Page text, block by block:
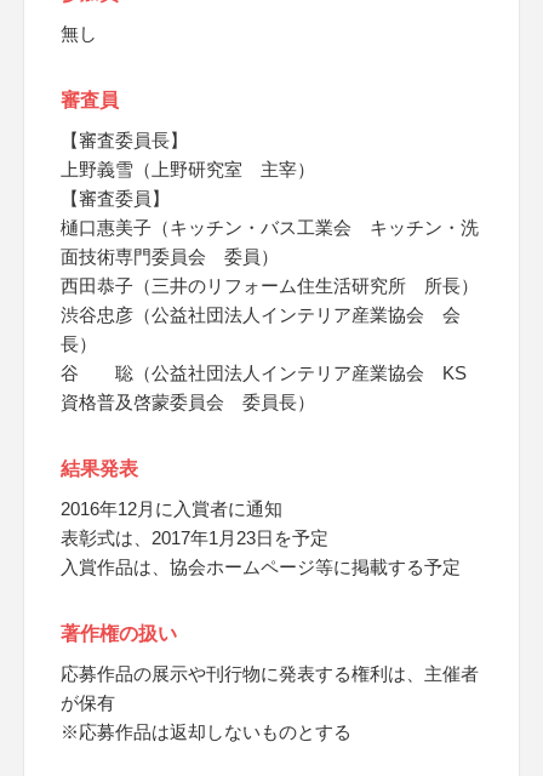
無し
審査員
【審査委員長】
上野義雪（上野研究室 主宰）
【審査委員】
樋口惠美子（キッチン・バス工業会 キッチン・洗
面技術専門委員会 委員）
西田恭子（三井のリフォーム住生活研究所 所長）
渋谷忠彦（公益社団法人インテリア産業協会 会
長）
谷 聡（公益社団法人インテリア産業協会 KS
資格普及啓蒙委員会 委員長）
結果発表
2016年12月に入賞者に通知
表彰式は、2017年1月23日を予定
入賞作品は、協会ホームページ等に掲載する予定
著作権の扱い
応募作品の展示や刊行物に発表する権利は、主催者
が保有
※応募作品は返却しないものとする